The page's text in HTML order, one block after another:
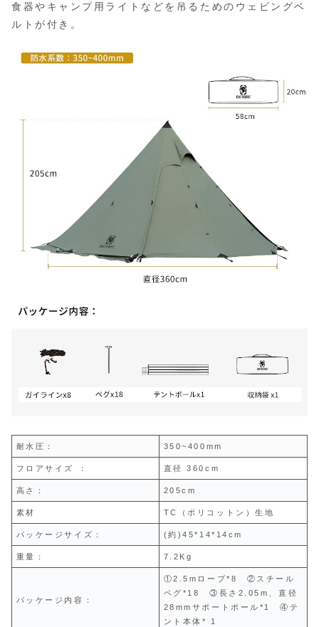
食器やキャンプ用ライトなどを吊るためのウェビングベ
ルトが付き。
耐水圧： 350~400mm
フロアサイズ ： 直径 360cm
高さ： 205cm
素材 TC（ポリコットン）生地
パッケージサイズ： (約)45*14*14cm
重量： 7.2Kg
パッケージ内容：
①2.5mロープ*8 ②スチール
ペグ*18 ③長さ2.05m、直径
28mmサポートポール*1 ④テ
ント本体* 1